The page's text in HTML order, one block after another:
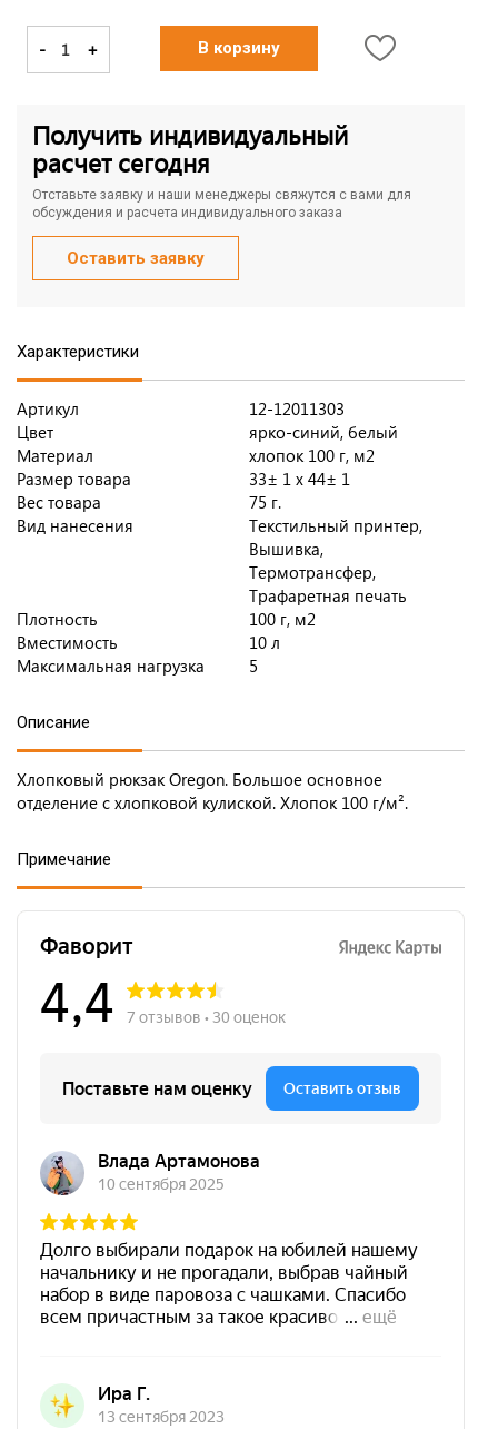
- + В корзину
Получить индивидуальный
расчет сегодня
Отставьте заявку и наши менеджеры свяжутся с вами для
обсуждения и расчета индивидуального заказа
Оставить заявку
Характеристики
Артикул
12-12011303
Цвет
ярко-синий, белый
Материал
хлопок 100 г, м2
Размер товара
33± 1 x 44± 1
Вес товара
75 г.
Вид нанесения
Текстильный принтер,
Вышивка,
Термотрансфер,
Трафаретная печать
Плотность
100 г, м2
Вместимость
10 л
Максимальная нагрузка
5
Описание
Хлопковый рюкзак Oregon. Большое основное
отделение с хлопковой кулиской. Хлопок 100 г/м².
Примечание